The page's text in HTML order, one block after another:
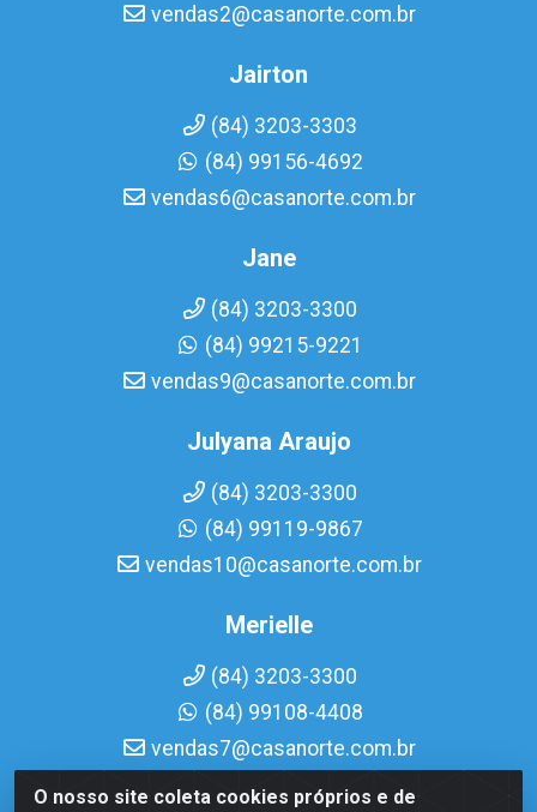
O nosso site coleta cookies próprios e de
vendas2@casanorte.com.br
Jairton
(84) 3203-3303
(84) 99156-4692
vendas6@casanorte.com.br
Jane
(84) 3203-3300
(84) 99215-9221
vendas9@casanorte.com.br
Julyana Araujo
(84) 3203-3300
(84) 99119-9867
vendas10@casanorte.com.br
Merielle
(84) 3203-3300
(84) 99108-4408
vendas7@casanorte.com.br